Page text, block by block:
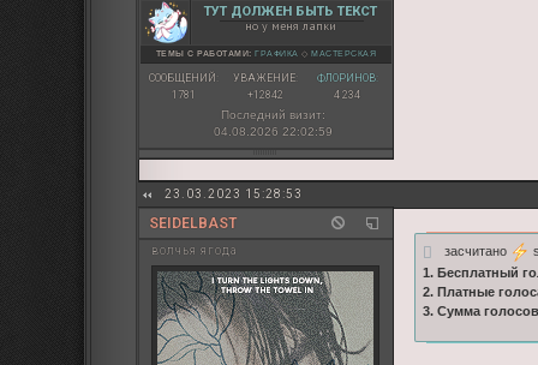
ТУТ ДОЛЖЕН БЫТЬ ТЕКСТ
но у меня лапки
ТЕМЫ С РАБОТАМИ:ГРАФИКА ◇МАСТЕРСКАЯ
СООБЩЕНИЙ:
1781
УВАЖЕНИЕ:
+12842
ФЛОРИНОВ:
4 234
Последний визит:
04.08.2026 22:02:59
23.03.2023 15:28:53
SEIDELBAST
волчья ягода засчитано
1. Бесплатный
2. Платные
3. Сумма